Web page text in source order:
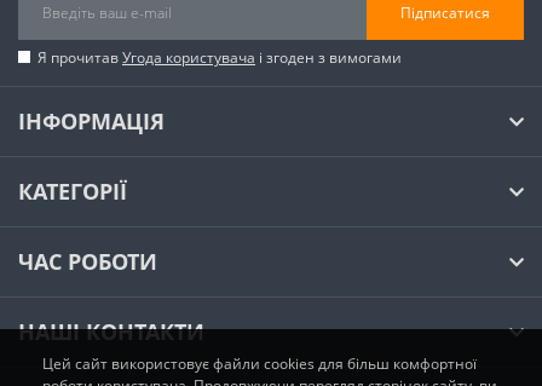
Підписатися
Я прочитавУгода користувача і згоден з вимогами
ІНФОРМАЦІЯ
КАТЕГОРІЇ
ЧАС РОБОТИ
НАШІ КОНТАКТИ
Цей сайт використовує файли cookies для більш комфортної